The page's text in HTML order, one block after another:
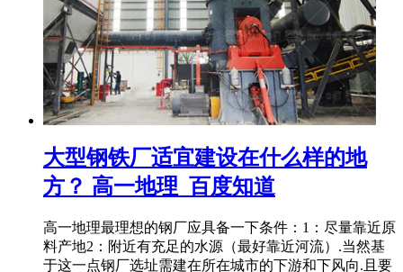
大型钢铁厂适宜建设在什么样的地
方？ 高一地理_百度知道
高一地理最理想的钢厂应具备一下条件：1：尽量靠近原
料产地2：附近有充足的水源（最好靠近河流）.当然基
于这一点钢厂选址需建在所在城市的下游和下风向.且要